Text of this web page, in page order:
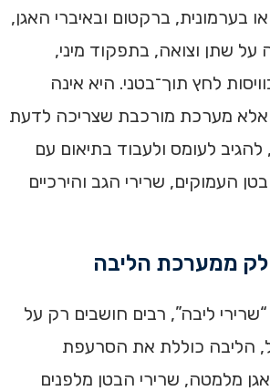
בערמונית, ברקטום ובאיברי האגן,
שתן וצואה, בתפקוד מיני,
לחץ תוך־בטני. היא אינה
אלא מערכת מורכבת שצריכה לדעת
לעומס ולעבוד בתיאום עם
העמוקים, שרירי הגב והירכיים
ממערכת הליבה
ליבה”, רבים חושבים רק על
הליבה כוללת את הסרעפת
מלמטה, שרירי הבטן מלפנים